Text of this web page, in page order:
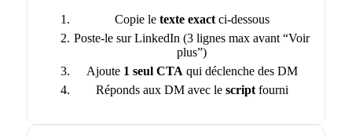
Copie le texte exactci‑dessous
Poste‑le sur LinkedIn (3 lignes max avant “Voir
plus”)
Ajoute 1 seul CTA qui déclenche des DM
Réponds aux DM avec le scriptfourni